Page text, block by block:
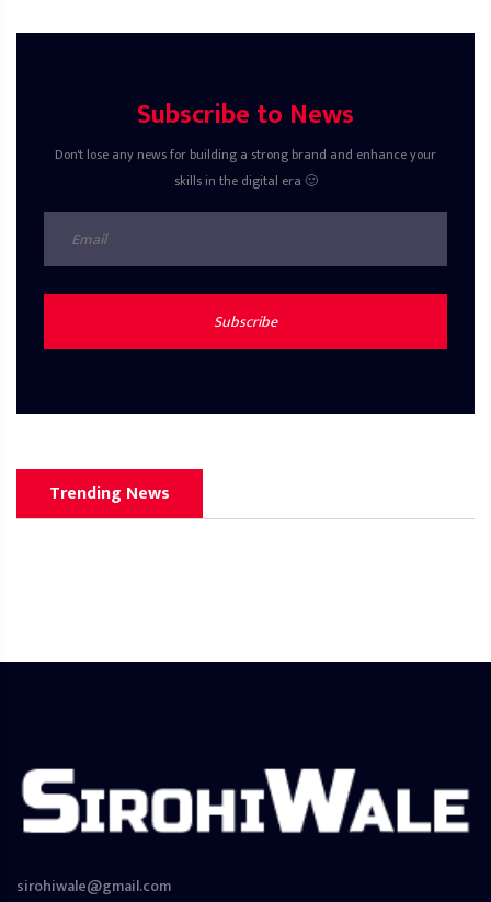
Subscribe to News
Don't lose any news for building a strong brand and enhance your
skills in the digital era 🙂
Subscribe
Trending News
sirohiwale@gmail.com